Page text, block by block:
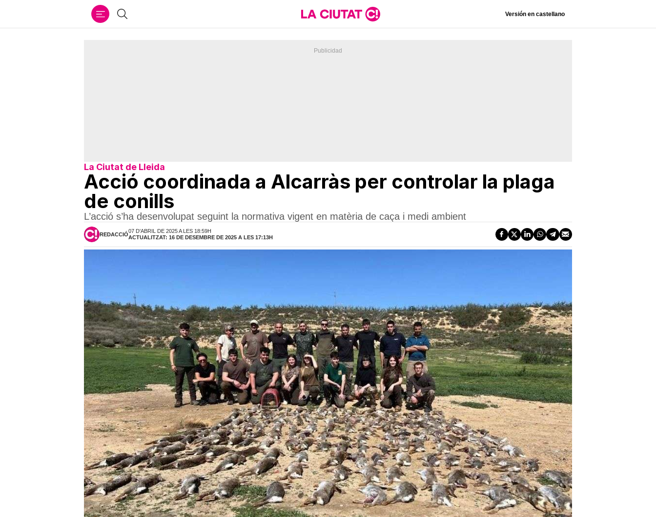
Cercar Versión en castellano
La Ciutat de Lleida
Acció coordinada a Alcarràs per controlar la plaga
de conills
L’acció s’ha desenvolupat seguint la normativa vigent en matèria de caça i medi ambient
REDACCIÓ
07 D'ABRIL DE 2025 A LES 18:59H
ACTUALITZAT: 16 DE DESEMBRE DE 2025 A LES 17:13H